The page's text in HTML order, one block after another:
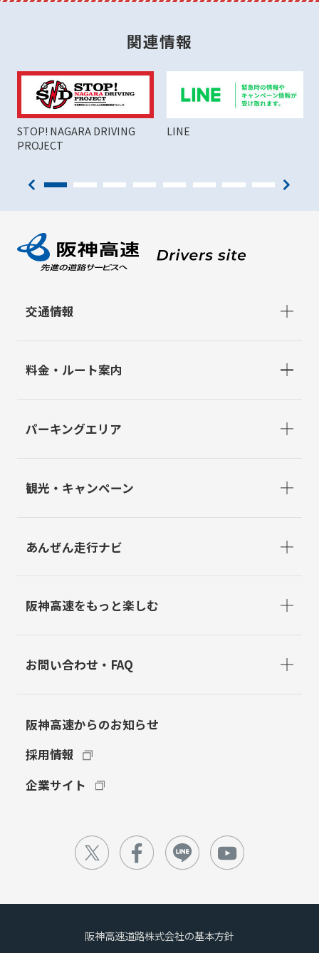
関連情報
STOP! NAGARA DRIVING
PROJECT
LINE
交通情報
料金・ルート案内
パーキングエリア
観光・キャンペーン
あんぜん走行ナビ
阪神高速をもっと楽しむ
お問い合わせ・FAQ
阪神高速からのお知らせ
採用情報
企業サイト
阪神高速道路株式会社の基本方針